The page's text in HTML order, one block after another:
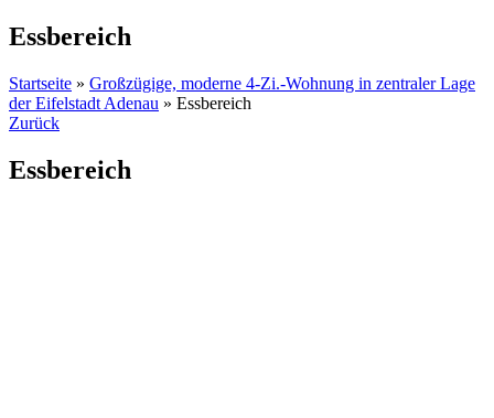
Essbereich
Startseite » Großzügige, moderne 4-Zi.-Wohnung in zentraler Lage
der Eifelstadt Adenau » Essbereich
Zurück
Essbereich